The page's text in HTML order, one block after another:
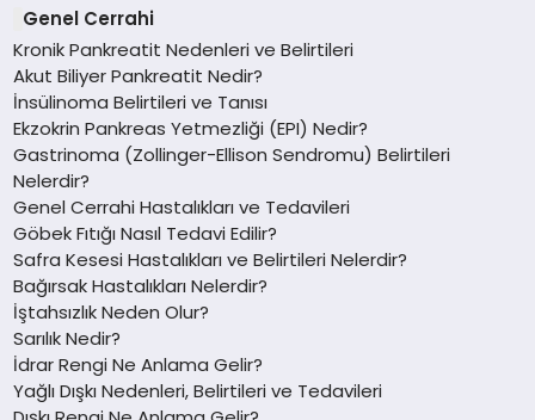
Genel Cerrahi
Kronik Pankreatit Nedenleri ve Belirtileri
Akut Biliyer Pankreatit Nedir?
İnsülinoma Belirtileri ve Tanısı
Ekzokrin Pankreas Yetmezliği (EPI) Nedir?
Gastrinoma (Zollinger-Ellison Sendromu) Belirtileri
Nelerdir?
Genel Cerrahi Hastalıkları ve Tedavileri
Göbek Fıtığı Nasıl Tedavi Edilir?
Safra Kesesi Hastalıkları ve Belirtileri Nelerdir?
Bağırsak Hastalıkları Nelerdir?
İştahsızlık Neden Olur?
Sarılık Nedir?
İdrar Rengi Ne Anlama Gelir?
Yağlı Dışkı Nedenleri, Belirtileri ve Tedavileri